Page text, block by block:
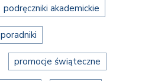
podręczniki akademickie
poradniki
promocje świąteczne